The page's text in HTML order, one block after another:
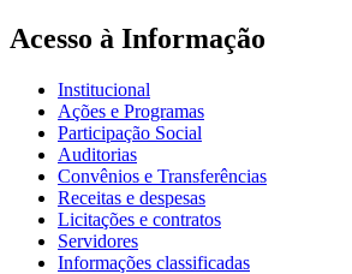
Acesso à Informação
Institucional
Ações e Programas
Participação Social
Auditorias
Convênios e Transferências
Receitas e despesas
Licitações e contratos
Servidores
Informações classificadas